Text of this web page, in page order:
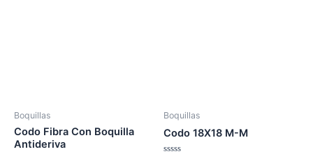
Boquillas
Codo Fibra Con Boquilla
Antideriva
Boquillas
Codo 18X18 M-M